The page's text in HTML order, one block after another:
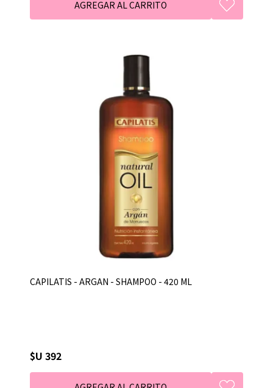
CAPILATIS - ARGAN - SHAMPOO - 420 ML
$U 392